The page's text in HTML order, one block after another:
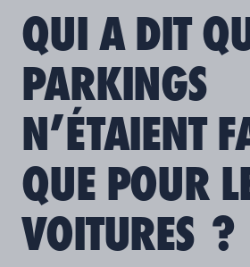
QUI A DIT
PARKINGS
N’ÉTAIENT
QUE POUR
VOITURES ?